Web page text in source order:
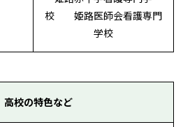
校 姫路医師会看護専門
学校
高校の特色など